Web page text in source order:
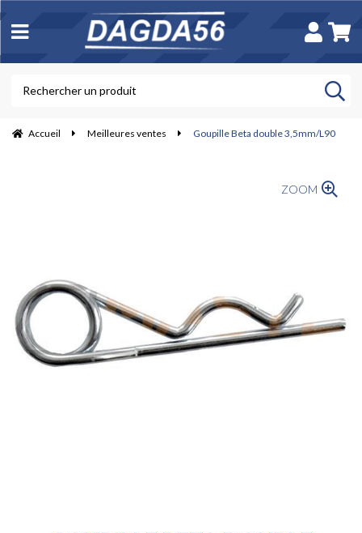
Accueil Meilleures ventes Goupille Beta double 3,5mm/L90
ZOOM